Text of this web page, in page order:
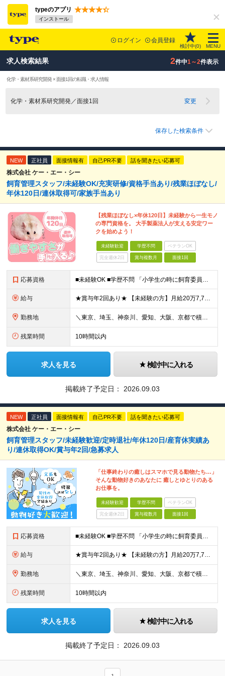
typeのアプリ
インストール
ログイン 会員登録
検討中(0) MENU
求人検索結果 2件中1～2件表示
化学・素材系研究開発 × 面接1回の転職・求人情報
化学・素材系研究開発／面接1回 変更
保存した検索条件
NEW 正社員 面接情報有 自己PR不要 話を聞きたい応募可
株式会社 ケー・エー・シー
飼育管理スタッフ/未経験OK/充実研修/資格手当あり/残業ほぼなし/
年休120日/連休取得可/家族手当あり
【残業ほぼなし×年休120日】未経験から一生モノ
の専門資格を。 大手製薬法人が支える安定ワー
クを始めよう！
未経験歓迎 学歴不問 ベテランOK
完全週休2日 賞与複数月 面接1回
応募資格 ■未経験OK ■学歴不問 「小学生の時に飼育委員だった！」 なんて方もお待ちしております♪ ※ご自宅でのペット飼育について※ ご自宅でげっ歯類・ウサギのペット飼育を禁止しております。当社業務では清
給与 ★賞与年2回あり★ 【未経験の方】月給20万7,750円～＋賞与年2回＋残業代全額支給＋交通費支給 【生物系大卒の方】月給21万3,750円～＋賞与年2回＋残業代全額支給＋交通費支給 ★手当が充実
勤務地 ＼東京、埼玉、神奈川、愛知、大阪、京都で積極採用中！／ ・東京都：品川区 ・埼玉県：和光市 ・神奈川県：横浜市戸塚区、藤沢市 ・茨城県：つくば市 Lマイカー通勤OK！ ・愛知県：犬山市
残業時間 10時間以内
求人を見る 検討中に入れる
掲載終了予定日： 2026.09.03
NEW 正社員 面接情報有 自己PR不要 話を聞きたい応募可
株式会社 ケー・エー・シー
飼育管理スタッフ/未経験歓迎/定時退社/年休120日/産育休実績あ
り/連休取得OK/賞与年2回/急募求人
「仕事終わりの癒しはスマホで見る動物たち…」
そんな動物好きのあなたに 癒しとゆとりのある
お仕事を。
未経験歓迎 学歴不問 ベテランOK
完全週休2日 賞与複数月 面接1回
応募資格 ■未経験OK ■学歴不問 「小学生の時に飼育委員だった！」 なんて方もお待ちしております♪ ※ご自宅でのペット飼育について※ ご自宅でげっ歯類・ウサギのペット飼育を禁止しております。当社業務では清
給与 ★賞与年2回あり★ 【未経験の方】月給20万7,750円～＋賞与年2回＋残業代全額支給＋交通費支給 【生物系大卒の方】月給21万3,750円～＋賞与年2回＋残業代全額支給＋交通費支給 ★手当が充実
勤務地 ＼東京、埼玉、神奈川、愛知、大阪、京都で積極採用中！／ ・東京都：品川区 ・埼玉県：和光市 ・神奈川県：横浜市戸塚区、藤沢市 ・茨城県：つくば市 Lマイカー通勤OK！ ・愛知県：犬山市
残業時間 10時間以内
求人を見る 検討中に入れる
掲載終了予定日： 2026.09.03